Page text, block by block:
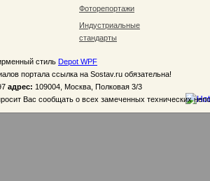
Фоторепортажи
Индустриальные
стандарты
стиль Depot WPF
портала ссылка на Sostav.ru обязательна!
адрес: 109004, Москва, Полковая 3/3
Вас сообщать о всех замеченных технических